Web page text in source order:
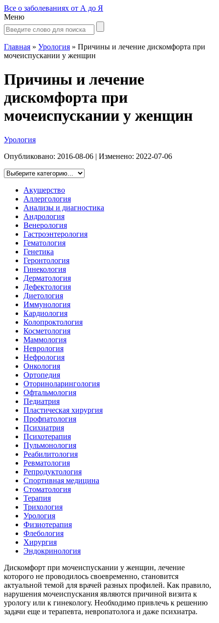
Все о заболеваниях от А до Я
Меню
Главная » Урология » Причины и лечение дискомфорта при
мочеиспускании у женщин
Причины и лечение
дискомфорта при
мочеиспускании у женщин
Урология
Опубликовано: 2016-08-06 | Изменено: 2022-07-06
Акушерство
Аллергология
Анализы и диагностика
Андрология
Венерология
Гастроэнтерология
Гематология
Генетика
Геронтология
Гинекология
Дерматология
Дефектология
Диетология
Иммунология
Кардиология
Колопроктология
Косметология
Маммология
Неврология
Нефрология
Онкология
Ортопедия
Оториноларингология
Офтальмология
Педиатрия
Пластическая хирургия
Профпатология
Психиатрия
Психотерапия
Пульмонология
Реабилитология
Ревматология
Репродуктология
Спортивная медицина
Стоматология
Терапия
Трихология
Урология
Физиотерапия
Флебология
Хирургия
Эндокринология
Дискомфорт при мочеиспускании у женщин, лечение
которого не проводилось своевременно, становится
актуальной темой для врачей разных профилей. Как правило,
нарушения мочеиспускания являются причиной визита к
урологу или к гинекологу. Необходимо привлечь к решению
задачи еще и терапевта, невропатолога и даже психиатра.